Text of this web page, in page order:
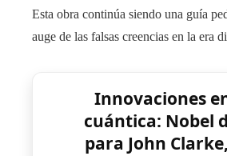
Esta obra continúa siendo una guía
auge de las falsas creencias en la era
Innovaciones
cuántica: Nobel
para John